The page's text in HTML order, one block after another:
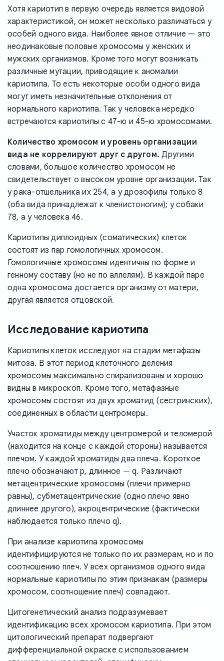
Хотя кариотип в первую очередь является видовой
характеристикой, он может несколько различаться у
особей одного вида. Наиболее явное отличие — это
неодинаковые половые хромосомы у женских и
мужских организмов. Кроме того могут возникать
различные мутации, приводящие к аномалии
кариотипа. То есть некоторые особи одного вида
могут иметь незначительные отклонения от
нормального кариотипа. Так у человека нередко
встречаются кариотипы с 47-ю и 45-ю хромосомами.
Количество хромосом и уровень организации
вида не коррелируют друг с другом. Другими
словами, большое количество хромосом не
свидетельствует о высоком уровне организации. Так
у рака-отшельника их 254, а у дрозофилы только 8
(оба вида принадлежат к членистоногим); у собаки
78, а у человека 46.
Кариотипы диплоидных (соматических) клеток
состоят из пар гомологичных хромосом.
Гомологичные хромосомы идентичны по форме и
генному составу (но не по аллелям). В каждой паре
одна хромосома достается организму от матери,
другая является отцовской.
Исследование кариотипа
Кариотипы клеток исследуют на стадии метафазы
митоза. В этот период клеточного деления
хромосомы максимально спирализованы и хорошо
видны в микроскоп. Кроме того, метафазные
хромосомы состоят из двух хроматид (сестринских),
соединенных в области центромеры.
Участок хроматиды между центромерой и теломерой
(находится на конце с каждой стороны) называется
плечом. У каждой хроматиды два плеча. Короткое
плечо обозначают p, длинное — q. Различают
метацентрические хромосомы (плечи примерно
равны), субметацентрические (одно плечо явно
длиннее другого), акроцентрические (фактически
наблюдается только плечо q).
При анализе кариотипа хромосомы
идентифицируются не только по их размерам, но и по
соотношению плеч. У всех организмов одного вида
нормальные кариотипы по этим признакам (размеры
хромосом, соотношение плеч) совпадают.
Цитогенетический анализ подразумевает
идентификацию всех хромосом кариотипа. При этом
цитологический препарат подвергают
дифференциальной окраске с использованием